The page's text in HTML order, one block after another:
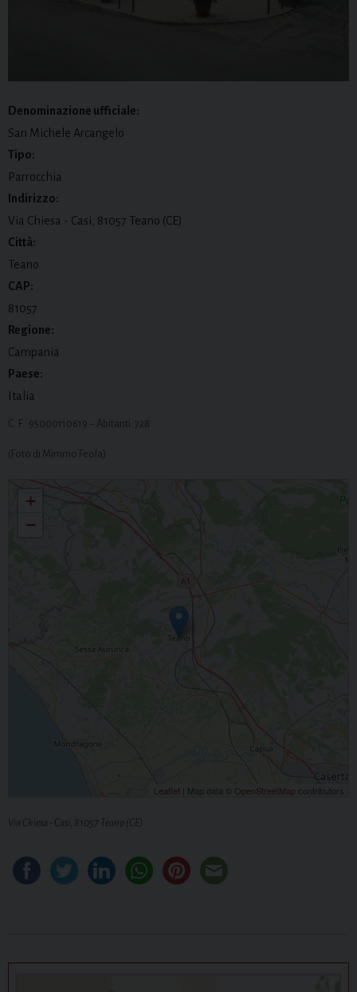
Denominazione ufficiale:
San Michele Arcangelo
Tipo:
Parrocchia
Indirizzo:
Via Chiesa - Casi, 81057 Teano (CE)
Città:
Teano
CAP:
81057
Regione:
Campania
Paese:
Italia
C. F.: 95000110619 – Abitanti: 728
(Foto di Mimmo Feola)
+
−
Leaflet | Map data © OpenStreetMap contributors
Via Chiesa - Casi, 81057 Teano (CE)